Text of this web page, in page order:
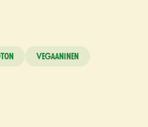
Vegaaninen